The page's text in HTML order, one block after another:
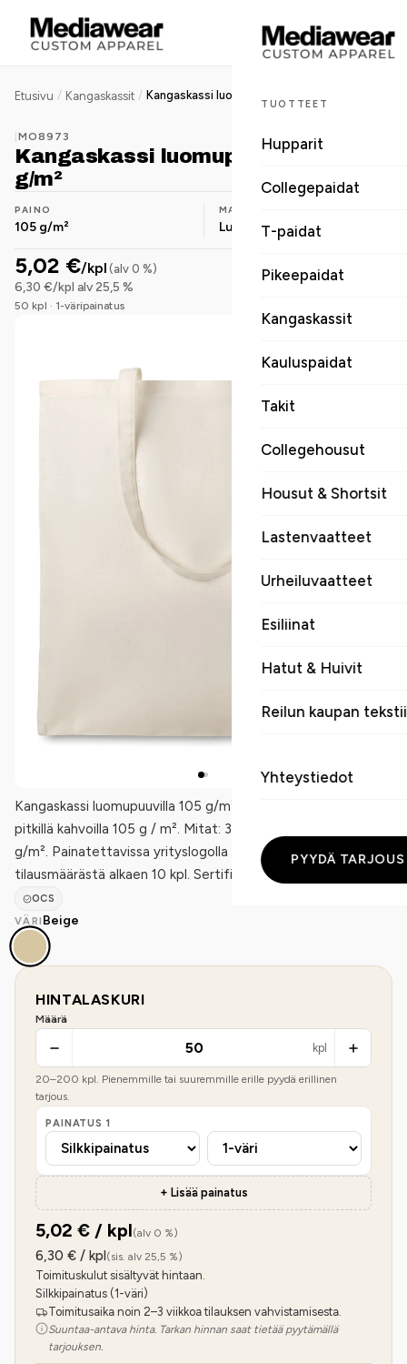
TUOTTEET
Hupparit
Collegepaidat
T-paidat
Pikeepaidat
Kangaskassit
Kauluspaidat
Takit
Collegehousut
Housut & Shortsit
Lastenvaatteet
Urheiluvaatteet
Esiliinat
Hatut & Huivit
Reilun kaupan
Yhteystiedot
PYYDÄ TARJOUS
Etusivu / Kangaskassit / Kangaskassi luomupuuvilla 105 g/m²
MO8973
Kangaskassi luomupuuvilla 105
g/m²
PAINO
105 g/m²
MATERIAALI
Luomupuuvilla
5,02 €/kpl (alv 0 %)
6,30 €/kpl alv 25,5 %
50 kpl · 1-väripainatus
Kangaskassi luomupuuvilla 105 g/m². Luomupuuvillakassi
pitkillä kahvoilla 105 g / m². Mitat: 38X42CM. Neliöpaino: 105
g/m². Painatettavissa yrityslogolla tai viestillä;
tilausmäärästä alkaen 10 kpl. Sertifioinnit: OCS.
OCS
VÄRI Beige
HINTALASKURI
Määrä
kpl
20–200 kpl. Pienemmille tai suuremmille erille pyydä erillinen
tarjous.
PAINATUS 1
+ Lisää painatus
5,02 € / kpl(alv 0 %)
6,30 € / kpl(sis. alv 25,5 %)
Toimituskulut sisältyvät hintaan.
Silkkipainatus (1-väri)
Toimitusaika noin 2–3 viikkoa tilauksen vahvistamisesta.
Suuntaa-antava hinta. Tarkan hinnan saat tietää pyytämällä
tarjouksen.